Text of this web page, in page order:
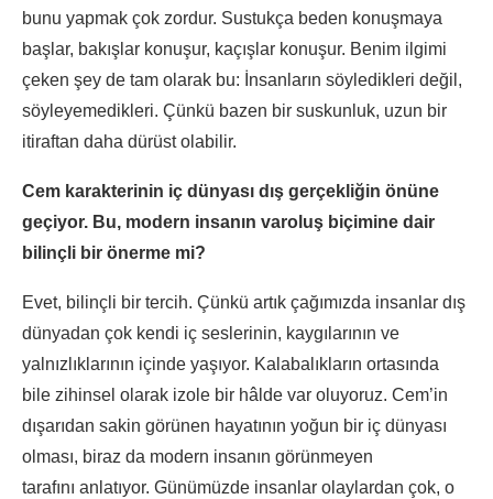
bunu yapmak çok zordur. Sustukça beden konuşmaya
başlar, bakışlar konuşur, kaçışlar konuşur. Benim ilgimi
çeken şey de tam olarak bu: İnsanların söyledikleri değil,
söyleyemedikleri. Çünkü bazen bir suskunluk, uzun bir
itiraftan daha dürüst olabilir.
Cem karakterinin iç dünyası dış gerçekliğin önüne
geçiyor. Bu, modern insanın varoluş biçimine dair
bilinçli bir önerme mi?
Evet, bilinçli bir tercih. Çünkü artık çağımızda insanlar dış
dünyadan çok kendi iç seslerinin, kaygılarının ve
yalnızlıklarının içinde yaşıyor. Kalabalıkların ortasında
bile zihinsel olarak izole bir hâlde var oluyoruz. Cem’in
dışarıdan sakin görünen hayatının yoğun bir iç dünyası
olması, biraz da modern insanın görünmeyen
tarafını anlatıyor. Günümüzde insanlar olaylardan çok, o